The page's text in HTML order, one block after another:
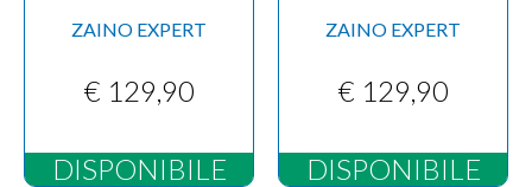
ZAINO EXPERT
€ 129,90
DISPONIBILE
ZAINO EXPERT
€ 129,90
DISPONIBILE